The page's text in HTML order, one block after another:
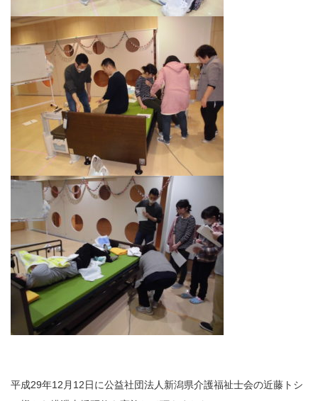
平成29年12月12日に公益社団法人新潟県介護福祉士会の近藤トシ